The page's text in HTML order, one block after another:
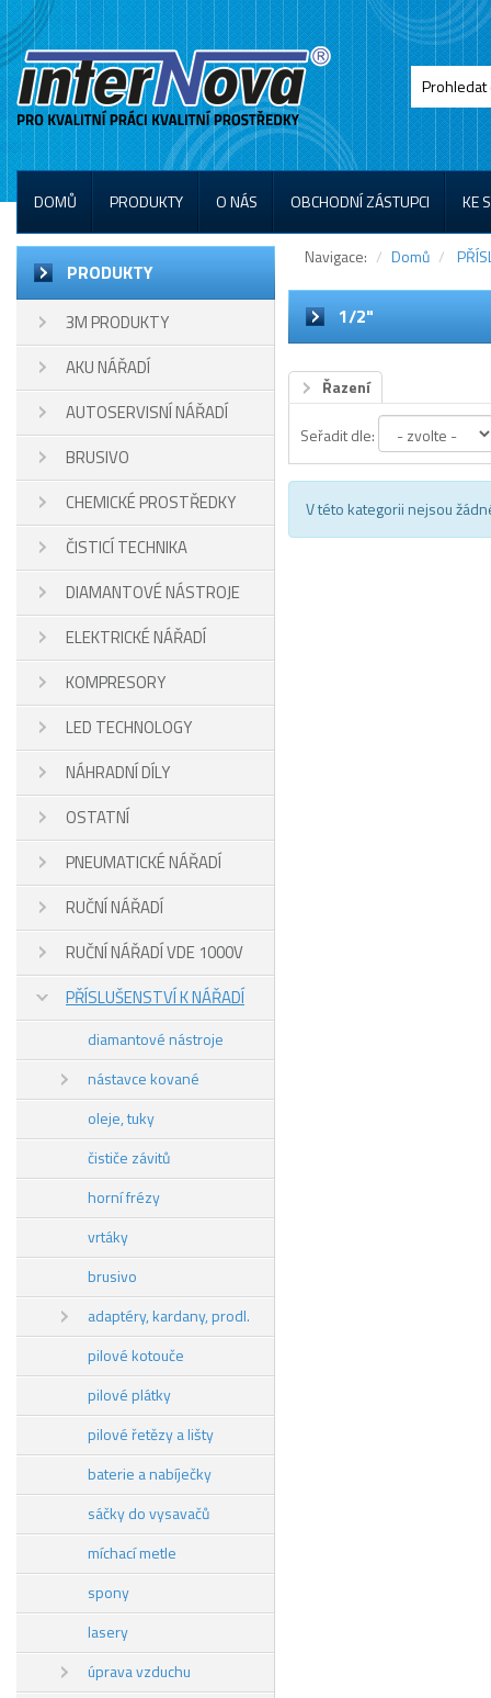
DOMŮ PRODUKTY O NÁS OBCHODNÍ ZÁSTUPCI KE
PRODUKTY
3M PRODUKTY
AKU NÁŘADÍ
AUTOSERVISNÍ NÁŘADÍ
BRUSIVO
CHEMICKÉ PROSTŘEDKY
ČISTICÍ TECHNIKA
DIAMANTOVÉ NÁSTROJE
ELEKTRICKÉ NÁŘADÍ
KOMPRESORY
LED TECHNOLOGY
NÁHRADNÍ DÍLY
OSTATNÍ
PNEUMATICKÉ NÁŘADÍ
RUČNÍ NÁŘADÍ
RUČNÍ NÁŘADÍ VDE 1000V
PŘÍSLUŠENSTVÍ K NÁŘADÍ
diamantové nástroje
nástavce kované
oleje, tuky
čističe závitů
horní frézy
vrtáky
brusivo
adaptéry, kardany, prodl.
pilové kotouče
pilové plátky
pilové řetězy a lišty
baterie a nabíječky
sáčky do vysavačů
míchací metle
spony
lasery
úprava vzduchu
Navigace: Domů
1/2"
Řazení
Seřadit dle:
V této kategorii nejsou